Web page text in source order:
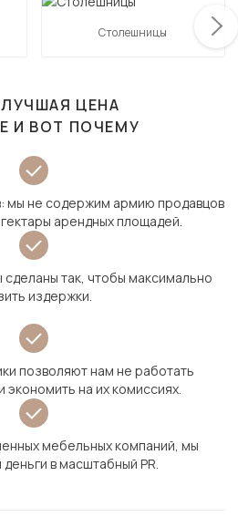
Столешницы
ЦЕНА
И ВОТ ПОЧЕМУ
мы не содержим армию продавцов
арендных площадей.
так, чтобы максимально
издержки.
позволяют нам не работать
экономить на их комиссиях.
мебельных компаний, мы
в масштабный PR.